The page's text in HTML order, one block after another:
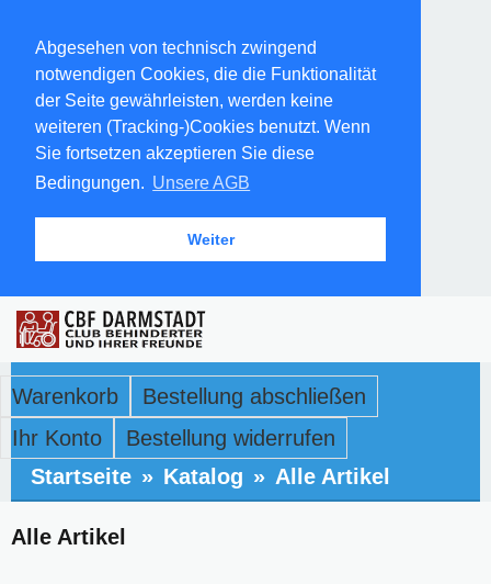
Abgesehen von technisch zwingend
notwendigen Cookies, die die Funktionalität
der Seite gewährleisten, werden keine
weiteren (Tracking-)Cookies benutzt. Wenn
Sie fortsetzen akzeptieren Sie diese
Bedingungen. Unsere AGB
Weiter
Warenkorb
Bestellung abschließen
Ihr Konto
Bestellung widerrufen
Startseite » Katalog » Alle Artikel
Alle Artikel